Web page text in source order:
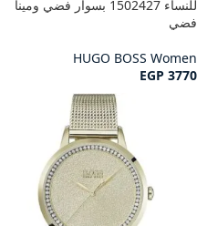
للنساء 1502427 بسوار فضي ومينا
فضي
HUGO BOSS Women
EGP 3770